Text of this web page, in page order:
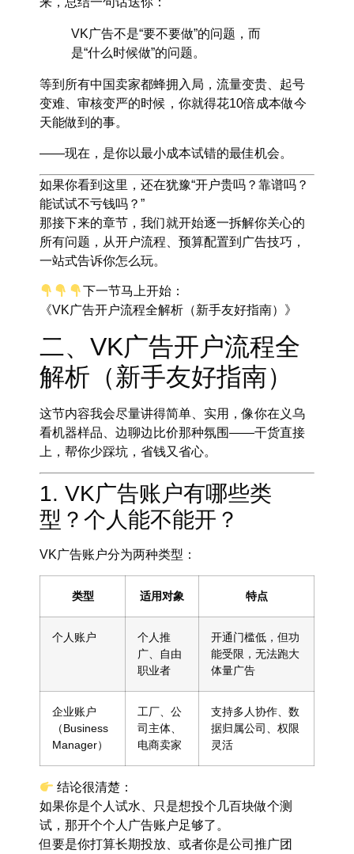
VK广告不是“要不要做”的问题，而
是“什么时候做”的问题。
等到所有中国卖家都蜂拥入局，流量变贵、起号
变难、审核变严的时候，你就得花10倍成本做今
天能做到的事。
——现在，是你以最小成本试错的最佳机会。
如果你看到这里，还在犹豫“开户贵吗？靠谱吗？
能试试不亏钱吗？”
那接下来的章节，我们就开始逐一拆解你关心的
所有问题，从开户流程、预算配置到广告技巧，
一站式告诉你怎么玩。
下一节马上开始：
《VK广告开户流程全解析（新手友好指南）》
二、VK广告开户流程全
解析（新手友好指南）
这节内容我会尽量讲得简单、实用，像你在义乌
看机器样品、边聊边比价那种氛围——干货直接
上，帮你少踩坑，省钱又省心。
1. VK广告账户有哪些类
型？个人能不能开？
VK广告账户分为两种类型：
类型 适用对象 特点
个人账户
个人推
广、自由
职业者
开通门槛低，但功
能受限，无法跑大
体量广告
企业账户
（Business
Manager）
工厂、公
司主体、
电商卖家
支持多人协作、数
据归属公司、权限
灵活
结论很清楚 ：
如果你是个人试水、只是想投个几百块做个测
试，那开个个人广告账户足够了。
但要是你打算长期投放、或者你是公司推广团